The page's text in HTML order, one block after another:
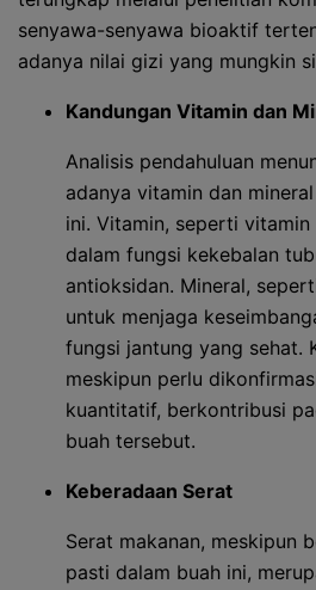
senyawa-senyawa bioaktif
adanya nilai gizi yang mungkin
Kandungan Vitamin dan
Analisis pendahuluan
adanya vitamin dan
ini. Vitamin, seperti
dalam fungsi kekebalan
antioksidan. Mineral,
untuk menjaga
fungsi jantung yang sehat.
meskipun perlu
kuantitatif, berkontribusi
buah tersebut.
Keberadaan Serat
Serat makanan, meskipun
pasti dalam buah ini,